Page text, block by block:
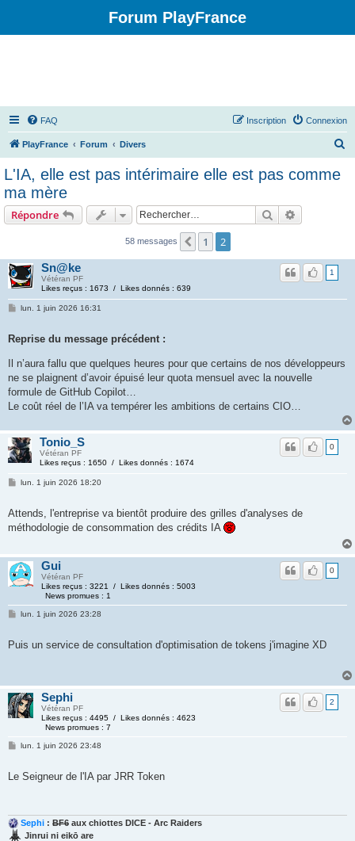
Forum PlayFrance
FAQ Connexion
Inscription
PlayFrance Forum Divers
c
L'IA, elle est pas intérimaire elle est pas comme
ma mère
Répondre Rechercher
58 messages Précédent
1 2
Sn@ke
Vétéran PF
Likes reçus : 1673 / Likes donnés : 639
1
lun. 1 juin 2026 16:31
Reprise du message précédent :
Il n’aura fallu que quelques heures pour que certains de nos développeurs
ne se plaignent d’avoir épuisé leur quota mensuel avec la nouvelle
formule de GitHub Copilot…
Le coût réel de l’IA va tempérer les ambitions de certains CIO…
Tonio_S
Vétéran PF
Likes reçus : 1650 / Likes donnés : 1674
0
lun. 1 juin 2026 18:20
Attends, l'entreprise va bientôt produire des grilles d'analyses de
méthodologie de consommation des crédits IA
Gui
Vétéran PF
Likes reçus : 3221 / Likes donnés : 5003
News promues : 1
0
lun. 1 juin 2026 23:28
Puis un service de consultation d'optimisation de tokens j'imagine XD
Sephi
Vétéran PF
Likes reçus : 4495 / Likes donnés : 4623
News promues : 7
2
lun. 1 juin 2026 23:48
Le Seigneur de l'IA par JRR Token
Sephi : BF6 aux chiottes DICE - Arc Raiders
Jinrui ni eikō are